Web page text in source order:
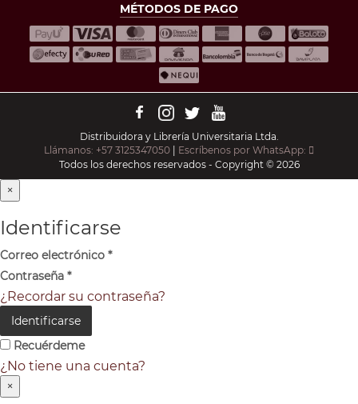
MÉTODOS DE PAGO
Distribuidora y Librería Universitaria Ltda.
Llámanos: +57 3125347050 | Escríbenos por WhatsApp:
Todos los derechos reservados - Copyright © 2026
×
Identificarse
Correo electrónico *
Contraseña *
¿Recordar su contraseña?
Identificarse
Recuérdeme
¿No tiene una cuenta?
×